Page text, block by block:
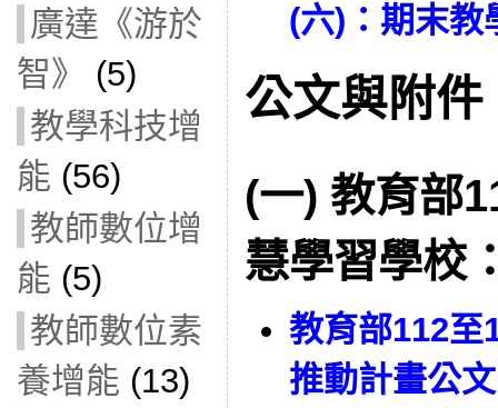
廣達《游於
智》
(5)
教學科技增
能 (56)
教師數位增
能 (5)
教師數位素
養增能 (13)
(六)：期末教
公文與附件
(一) 教育部
慧學習學校
教育部112至
推動計畫公文